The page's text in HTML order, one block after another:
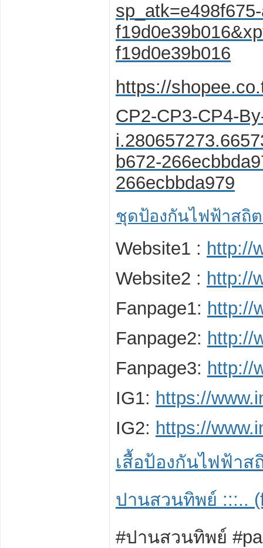
f19d0e39b016
https://
CP2-CP3-CP4-
b672-
266ecbbda979
ชุดป้องกันไฟฟ้าสถิตย์
Website1 : http://
Website2 : http://
Fanpage1: http://
Fanpage2: http://
Fanpage3: http://
IG1: https://
IG2: https://
เสื้อป้องกันไฟฟ้าส
ปานสวนทิพย์ :::..
#ปานสวนทิพย์